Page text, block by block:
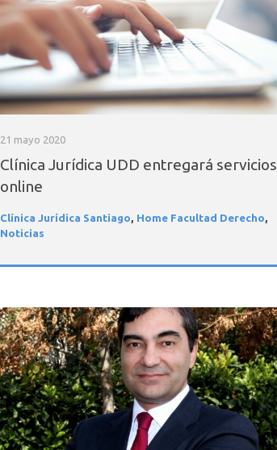
21 mayo 2020
Clínica Jurídica UDD entregará servicios
online
Clínica Jurídica Santiago, Home Facultad Derecho,
Noticias